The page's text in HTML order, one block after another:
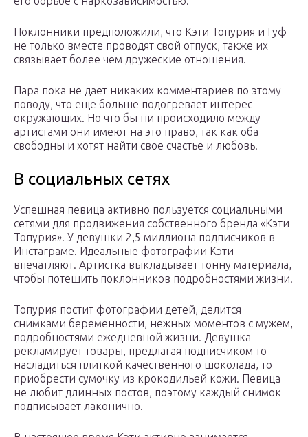
Поклонники предположили, что Кэти Топурия и Гуф
не только вместе проводят свой отпуск, также их
связывает более чем дружеские отношения.
Пара пока не дает никаких комментариев по этому
поводу, что еще больше подогревает интерес
окружающих. Но что бы ни происходило между
артистами они имеют на это право, так как оба
свободны и хотят найти свое счастье и любовь.
В социальных сетях
Успешная певица активно пользуется социальными
сетями для продвижения собственного бренда «Кэти
Топурия». У девушки 2,5 миллиона подписчиков в
Инстаграме. Идеальные фотографии Кэти
впечатляют. Артистка выкладывает тонну материала,
чтобы потешить поклонников подробностями жизни.
Топурия постит фотографии детей, делится
снимками беременности, нежных моментов с мужем,
подробностями ежедневной жизни. Девушка
рекламирует товары, предлагая подписчиком то
насладиться плиткой качественного шоколада, то
приобрести сумочку из крокодильей кожи. Певица
не любит длинных постов, поэтому каждый снимок
подписывает лаконично.